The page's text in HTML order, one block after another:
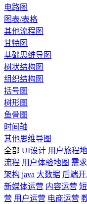
电路图
图表/表格
其他流程图
甘特图
基础思维导图
树状结构图
组织结构图
括号图
树形图
鱼骨图
时间轴
其他思维导图
全部 UI设计 用户旅程
流程 用户体验地图 需
架构 java 大数据 后端
新媒体运营 内容运营
营 用户运营 电商运营